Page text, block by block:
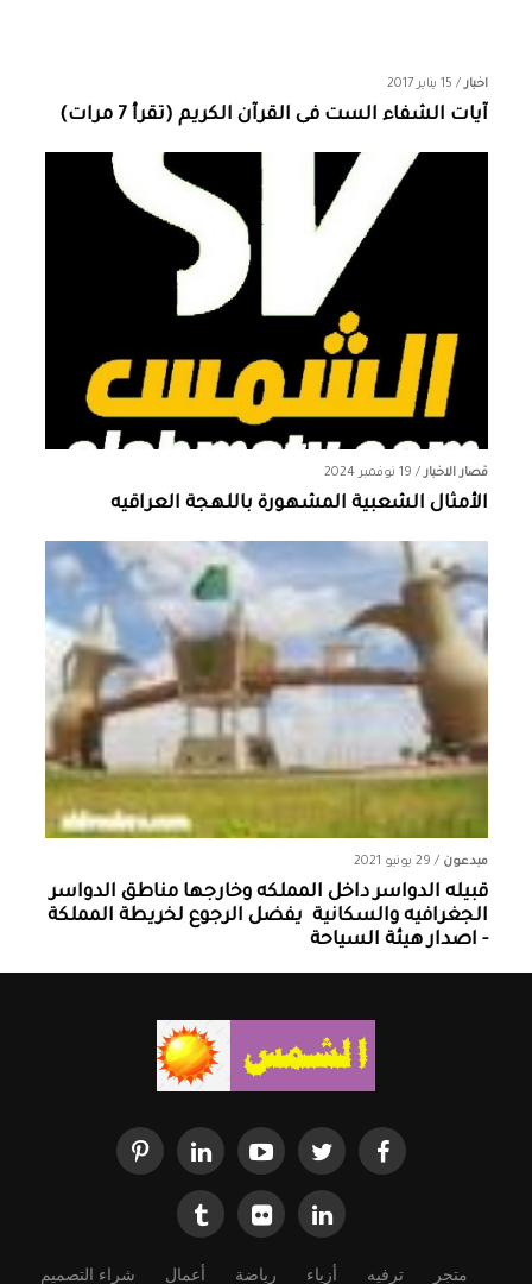
اخبار/ 15 يناير 2017
آيات الشفاء الست فى القرآن الكريم (تقرأ 7 مرات)
قصار الاخبار/ 19 نوفمبر 2024
الأمثال الشعبية المشهورة باللهجة العراقيه
مبدعون / 29 يونيو 2021
قبيله الدواسر داخل المملكه وخارجها ‏مناطق الدواسر
الجغرافيه والسكانية ‏ يفضل الرجوع لخريطة المملكة
- اصدار هيئة السياحة
متجر ترفيه أزياء رياضة أعمال شراء التصميم